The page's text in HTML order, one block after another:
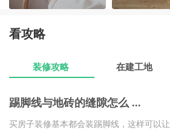
看攻略
装修攻略 在建工地
踢脚线与地砖的缝隙怎么 ...
买房子装修基本都会装踢脚线，这样可以让